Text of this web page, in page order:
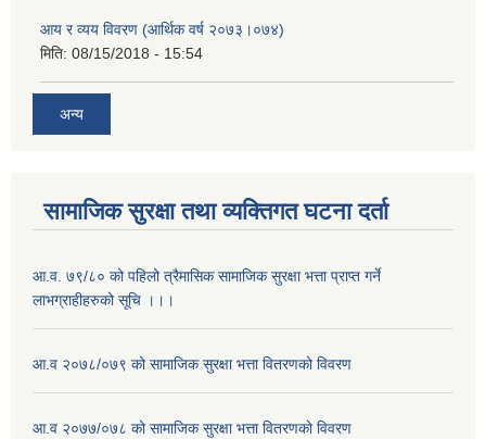
आय र व्यय विवरण (आर्थिक वर्ष २०७३।०७४)
मिति: 08/15/2018 - 15:54
अन्य
सामाजिक सुरक्षा तथा व्यक्तिगत घटना दर्ता
आ.व. ७९/८० को पहिलो त्रैमासिक सामाजिक सुरक्षा भत्ता प्राप्त गर्ने
लाभग्राहीहरुको सूचि ।।।
आ.व २०७८/०७९ को सामाजिक सुरक्षा भत्ता वितरणको विवरण
आ.व २०७७/०७८ को सामाजिक सुरक्षा भत्ता वितरणको विवरण